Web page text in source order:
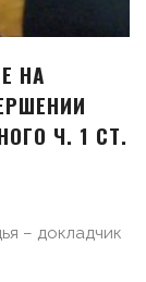
НА
Ч. 1 СТ.